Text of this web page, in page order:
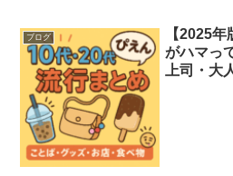
ブログ
【2025
がハマっ
上司・大